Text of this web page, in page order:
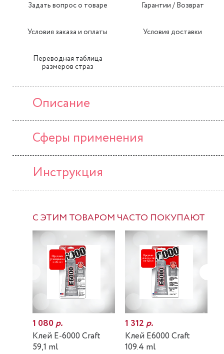
Задать вопрос о товаре Гарантии / Возврат
Условия заказа и оплаты Условия доставки
Переводная таблица
размеров страз
Описание
Сферы применения
Инструкция
С ЭТИМ ТОВАРОМ ЧАСТО ПОКУПАЮТ
1 080р.
Клей E-6000 Craft
59,1 ml
1 312р.
Клей E6000 Craft
109.4 ml